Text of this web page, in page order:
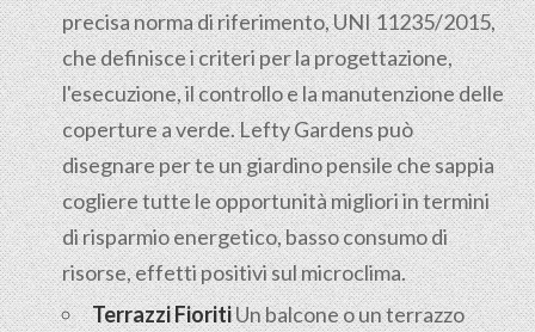
precisa norma di riferimento, UNI 11235/2015,
che definisce i criteri per la progettazione,
l'esecuzione, il controllo e la manutenzione delle
coperture a verde. Lefty Gardens può
disegnare per te un giardino pensile che sappia
cogliere tutte le opportunità migliori in termini
di risparmio energetico, basso consumo di
risorse, effetti positivi sul microclima.
Terrazzi FioritiUn balcone o un terrazzo